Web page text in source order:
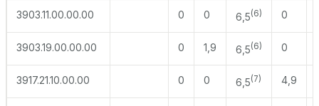
3903.11.00.00.00 0 0 6,5(6) 0
3903.19.00.00.00 0 1,9 6,5(6) 0
3917.21.10.00.00 0 0 6,5(7) 4,9